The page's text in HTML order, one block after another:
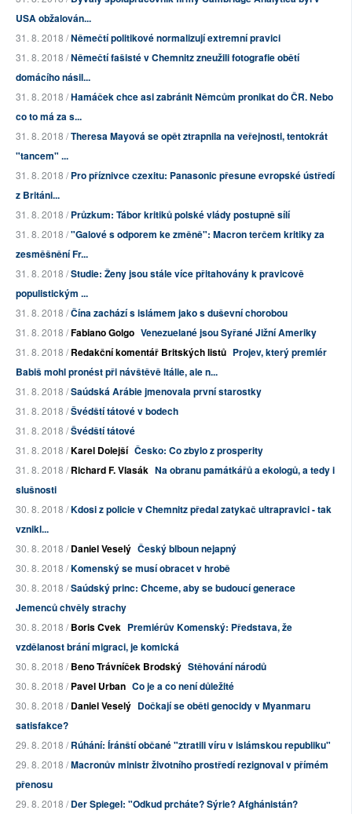
USA obžalován...
31. 8. 2018 /Němečtí politikové normalizují extremní pravici
31. 8. 2018 /Němečtí fašisté v Chemnitz zneužili fotografie obětí
domácího násil...
31. 8. 2018 /Hamáček chce asi zabránit Němcům pronikat do ČR. Nebo
co to má za s...
31. 8. 2018 /Theresa Mayová se opět ztrapnila na veřejnosti, tentokrát
"tancem" ...
31. 8. 2018 /Pro příznivce czexitu: Panasonic přesune evropské ústředí
z Británi...
31. 8. 2018 /Průzkum: Tábor kritiků polské vlády postupně sílí
31. 8. 2018 /"Galové s odporem ke změně": Macron terčem kritiky za
zesměšnění Fr...
31. 8. 2018 /Studie: Ženy jsou stále více přitahovány k pravicově
populistickým ...
31. 8. 2018 /Čína zachází s islámem jako s duševní chorobou
31. 8. 2018 /Fabiano Golgo Venezuelané jsou Syřané Jižní Ameriky
31. 8. 2018 /Redakční komentář Britských listů Projev, který premiér
Babiš mohl pronést při návštěvě Itálie, ale n...
31. 8. 2018 /Saúdská Arábie jmenovala první starostky
31. 8. 2018 /Švédští tátové v bodech
31. 8. 2018 /Švédští tátové
31. 8. 2018 /Karel Dolejší Česko: Co zbylo z prosperity
31. 8. 2018 /Richard F. Vlasák Na obranu památkářů a ekologů, a tedy i
slušnosti
30. 8. 2018 /Kdosi z policie v Chemnitz předal zatykač ultrapravici - tak
vznikl...
30. 8. 2018 /Daniel Veselý Český blboun nejapný
30. 8. 2018 /Komenský se musí obracet v hrobě
30. 8. 2018 /Saúdský princ: Chceme, aby se budoucí generace
Jemenců chvěly strachy
30. 8. 2018 /Boris Cvek Premiérův Komenský: Představa, že
vzdělanost brání migraci, je komická
30. 8. 2018 /Beno Trávníček Brodský Stěhování národů
30. 8. 2018 /Pavel Urban Co je a co není důležité
30. 8. 2018 /Daniel Veselý Dočkají se oběti genocidy v Myanmaru
satisfakce?
29. 8. 2018 /Rúhání: Íránští občané "ztratili víru v islámskou republiku"
29. 8. 2018 /Macronův ministr životního prostředí rezignoval v přímém
přenosu
29. 8. 2018 /Der Spiegel: "Odkud prcháte? Sýrie? Afghánistán?